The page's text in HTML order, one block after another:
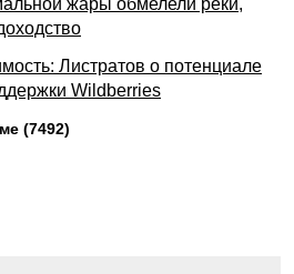
Листратов о потенциале
Wildberries
(7492)